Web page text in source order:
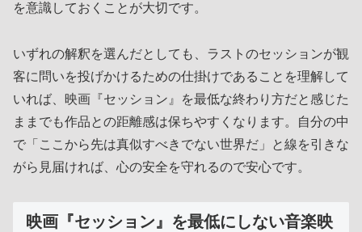
を意識しておくことが大切です。
いずれの解釈を選んだとしても、ラストのセッションが観
客に問いを投げかけるための仕掛けであることを理解して
いれば、映画『セッション』を最低な終わり方だと感じた
ままでも作品との距離感は保ちやすくなります。自分の中
で「ここから先は真似すべきでない世界だ」と線を引きな
がら見届ければ、心の安全を守れるので安心です。
映画『セッション』を最低にしない音楽映